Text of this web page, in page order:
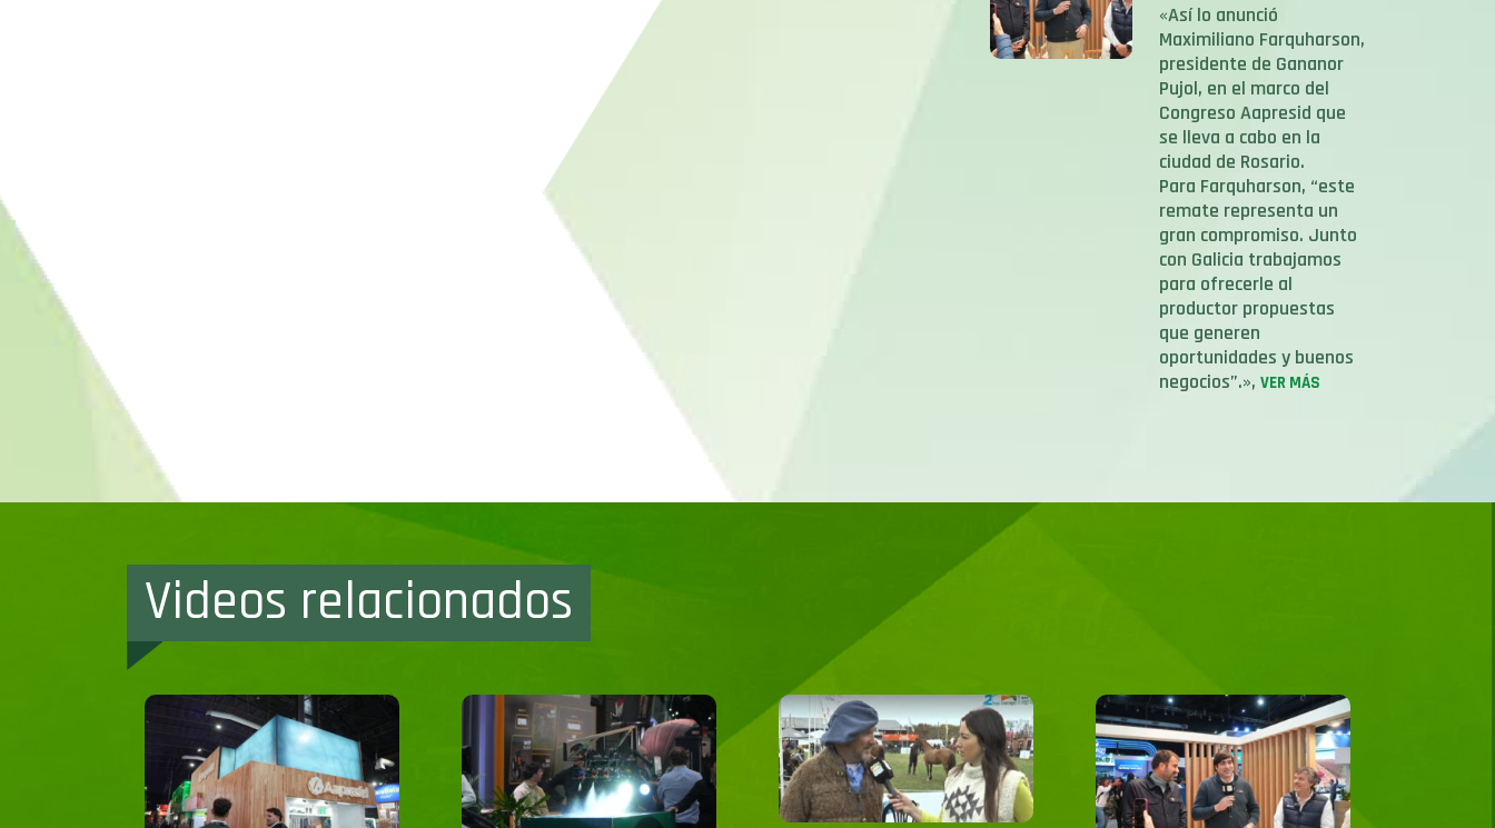
«Así lo anunció
Maximiliano Farquharson,
presidente de Gananor
Pujol, en el marco del
Congreso Aapresid que
se lleva a cabo en la
ciudad de Rosario.
Para Farquharson, “este
remate representa un
gran compromiso. Junto
con Galicia trabajamos
para ofrecerle al
productor propuestas
que generen
oportunidades y buenos
negocios”.», VER MÁS
Videos relacionados